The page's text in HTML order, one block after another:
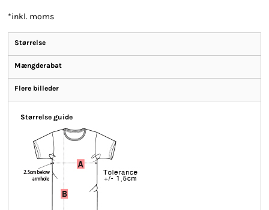
*inkl. moms
Størrelse
Mængderabat
Flere billeder
Størrelse guide